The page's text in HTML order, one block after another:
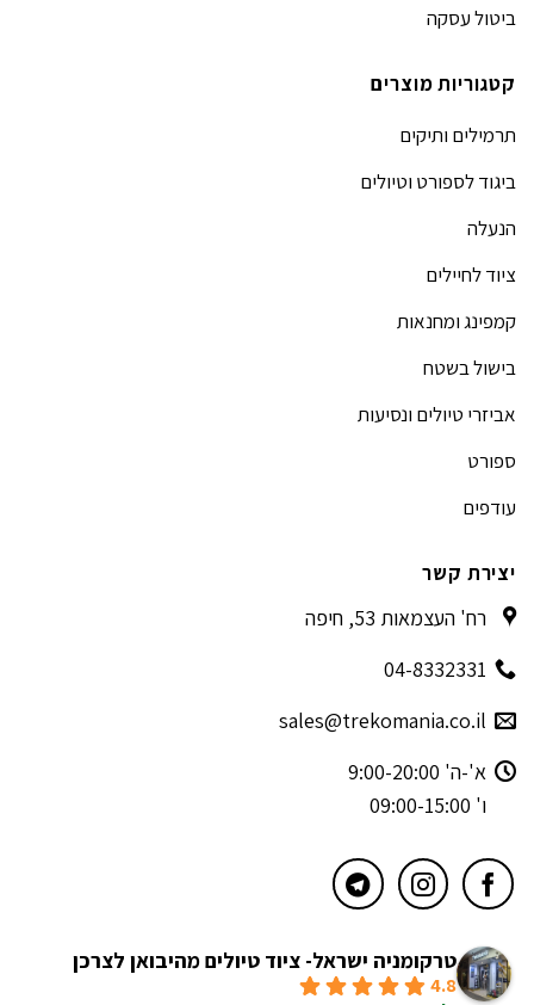
ביטול עסקה
קטגוריות מוצרים
תרמילים ותיקים
ביגוד לספורט וטיולים
הנעלה
ציוד לחיילים
קמפינג ומחנאות
בישול בשטח
אביזרי טיולים ונסיעות
ספורט
עודפים
יצירת קשר
רח' העצמאות 53, חיפה
04-8332331
sales@trekomania.co.il
א'-ה' 9:00-20:00
ו' 09:00-15:00
טרקומניה ישראל- ציוד טיולים מהיבואן לצרכן
4.8